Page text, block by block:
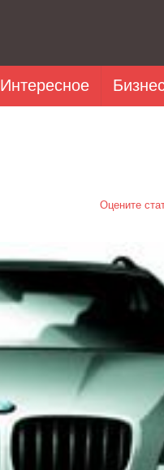
Интересное
Оцените